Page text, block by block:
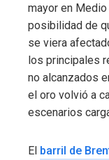
mayor en
posibilidad de
se viera
los principales
no alcanzados
el oro volvió a
escenarios
El barril de